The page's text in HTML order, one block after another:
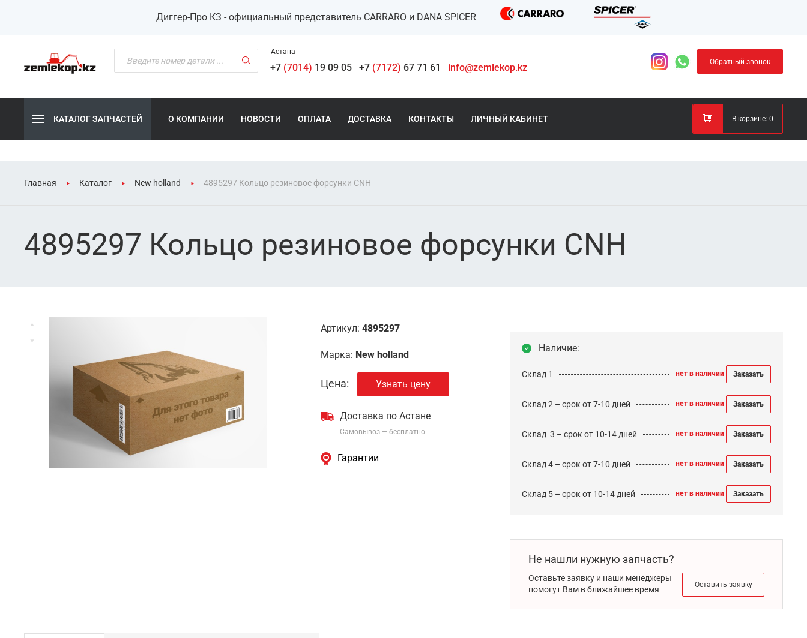
Диггер-Про КЗ - официальный представитель CARRARO и DANA SPICER
Астана
+7 (7014) 19 09 05 +7 (7172) 67 71 61 info@zemlekop.kz Обратный звонок
КАТАЛОГ ЗАПЧАСТЕЙ О КОМПАНИИ НОВОСТИ ОПЛАТА ДОСТАВКА КОНТАКТЫ ЛИЧНЫЙ КАБИНЕТ В корзине: 0
Главная Каталог New holland 4895297 Кольцо резиновое форсунки CNH
4895297 Кольцо резиновое форсунки CNH
Артикул: 4895297
Марка: New holland
Цена: Узнать цену
Доставка по Астане
Самовывоз — бесплатно
Гарантии
Наличие:
Склад 1 нет в наличии Заказать
Склад 2 – срок от 7-10 дней нет в наличии Заказать
Cклад 3 – срок от 10-14 дней нет в наличии Заказать
Склад 4 – срок от 7-10 дней нет в наличии Заказать
Склад 5 – срок от 10-14 дней нет в наличии Заказать
Не нашли нужную запчасть?
Оставьте заявку и наши менеджеры
помогут Вам в ближайшее время
Оставить заявку